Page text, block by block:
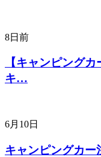
8日前
【キャンピング
キ…
6月10日
キャンピングカー